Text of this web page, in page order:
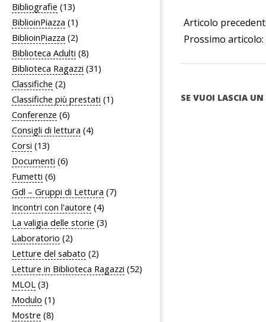
Bibliografie (13)
BiblioinPiazza (1)
BiblioinPiazza (2)
Biblioteca Adulti (8)
Biblioteca Ragazzi (31)
Classifiche (2)
Classifiche più prestati (1)
Conferenze (6)
Consigli di lettura (4)
Corsi (13)
Documenti (6)
Fumetti (6)
Gdl – Gruppi di Lettura (7)
Incontri con l'autore (4)
La valigia delle storie (3)
Laboratorio (2)
Letture del sabato (2)
Letture in Biblioteca Ragazzi (52)
MLOL (3)
Modulo (1)
Mostre (8)
10-
25
Articolo
Prossimo articolo:
SE VUOI LASCIA